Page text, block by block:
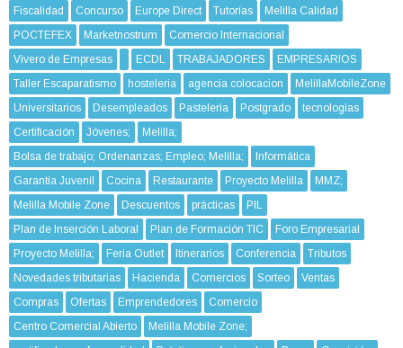
Fiscalidad
Concurso Europe Direct Tutorías
Melilla Calidad
POCTEFEX
Marketnostrum
Comercio Internacional
Vivero de Empresas
ECDL TRABAJADORES
EMPRESARIOS
Taller Escaparatismo
hosteleria agencia colocacion
MelillaMobileZone
Universitarios
Desempleados Pastelería Postgrado
tecnologías
Certificación
Jóvenes;
Melilla;
Bolsa de trabajo; Ordenanzas; Empleo; Melilla;
Informática
Garantía Juvenil
Cocina Restaurante Proyecto Melilla
MMZ;
Melilla Mobile Zone
Descuentos prácticas
PIL
Plan de Inserción Laboral
Plan de Formación TIC
Foro Empresarial
Proyecto Melilla;
Feria Outlet Itinerarios Conferencia
Tributos
Novedades tributarias
Hacienda Comercios Sorteo
Ventas
Compras
Ofertas Emprendedores
Comercio
Centro Comercial Abierto
Melilla Mobile Zone;